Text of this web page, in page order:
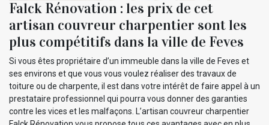
Falck Rénovation : les prix de cet
artisan couvreur charpentier sont les
plus compétitifs dans la ville de Feves
Si vous êtes propriétaire d’un immeuble dans la ville de Feves et
ses environs et que vous vous voulez réaliser des travaux de
toiture ou de charpente, il est dans votre intérêt de faire appel à un
prestataire professionnel qui pourra vous donner des garanties
contre les vices et les malfaçons. L’artisan couvreur charpentier